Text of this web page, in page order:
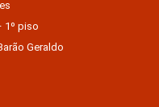
1º piso
Geraldo